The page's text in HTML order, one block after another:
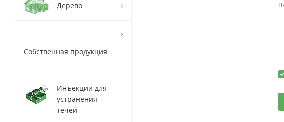
Дерево
Собственная продукция
Инъекции для
устранения
течей